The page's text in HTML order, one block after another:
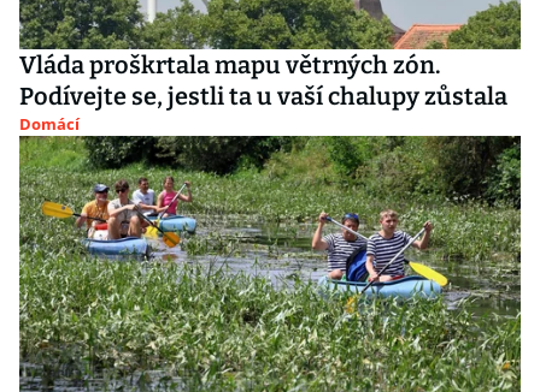
Vláda proškrtala mapu větrných zón.
Podívejte se, jestli ta u vaší chalupy zůstala
Domácí